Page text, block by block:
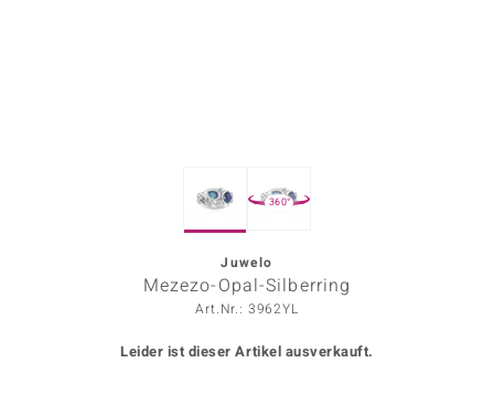
360°
Juwelo
Mezezo-Opal-Silberring
Art.Nr.: 3962YL
Leider ist dieser Artikel ausverkauft.